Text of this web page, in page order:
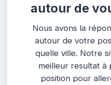
autour de
Nous avons la
autour de votre
quelle ville. Notre
meilleur resultat à
position pour